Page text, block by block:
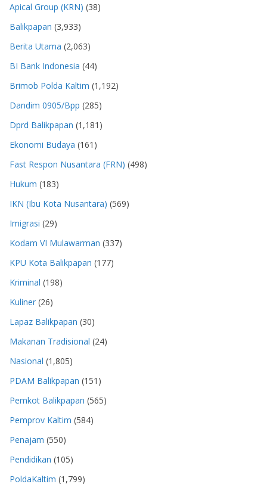
Apical Group (KRN) (38)
Balikpapan (3,933)
Berita Utama (2,063)
BI Bank Indonesia (44)
Brimob Polda Kaltim (1,192)
Dandim 0905/Bpp (285)
Dprd Balikpapan (1,181)
Ekonomi Budaya (161)
Fast Respon Nusantara (FRN) (498)
Hukum (183)
IKN (Ibu Kota Nusantara) (569)
Imigrasi (29)
Kodam VI Mulawarman (337)
KPU Kota Balikpapan (177)
Kriminal (198)
Kuliner (26)
Lapaz Balikpapan (30)
Makanan Tradisional (24)
Nasional (1,805)
PDAM Balikpapan (151)
Pemkot Balikpapan (565)
Pemprov Kaltim (584)
Penajam (550)
Pendidikan (105)
PoldaKaltim (1,799)